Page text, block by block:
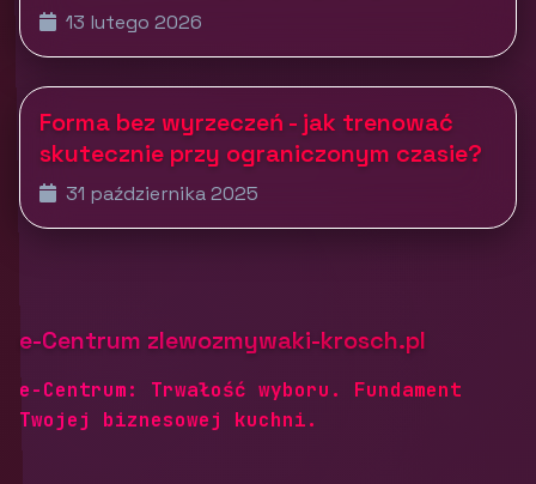
13 lutego 2026
Forma bez wyrzeczeń - jak trenować
skutecznie przy ograniczonym czasie?
31 października 2025
e-Centrum zlewozmywaki-krosch.pl
e-Centrum: Trwałość wyboru. Fundament
Twojej biznesowej kuchni.